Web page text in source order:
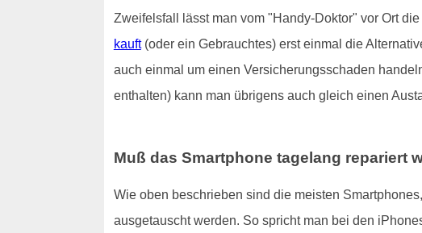
Zweifelsfall lässt man vom "Handy-Doktor" vor Ort
kauft(oder ein Gebrauchtes) erst einmal die
auch einmal um einen Versicherungsschaden
enthalten) kann man übrigens auch gleich einen
Muß das Smartphone tagelang repariert
Wie oben beschrieben sind die meisten
ausgetauscht werden. So spricht man bei den